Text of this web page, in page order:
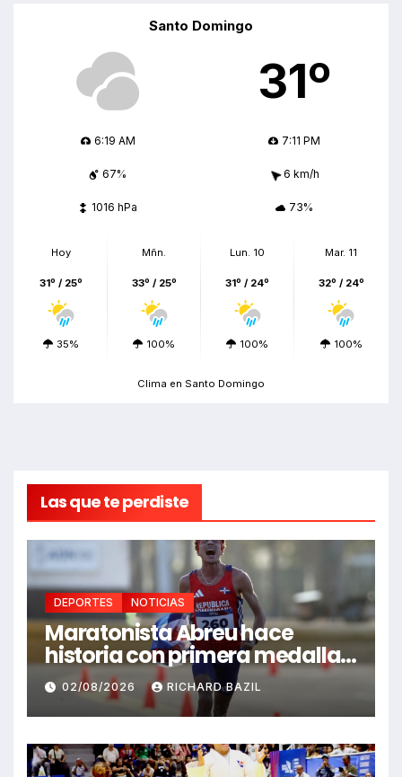
Santo Domingo
31º
6:19 AM 7:11 PM
67% 6 km/h
1016 hPa 73%
Hoy
31º / 25º
35%
Mñn.
33º / 25º
100%
Lun. 10
31º / 24º
100%
Mar. 11
32º / 24º
100%
Clima en Santo Domingo
Las que te perdiste
DEPORTES NOTICIAS
Maratonista Abreu hace
historia con primera medalla
en Juegos Santo Domingo
2026
02/08/2026 RICHARD BAZIL